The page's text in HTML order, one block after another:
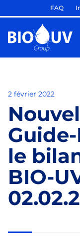
FAQ
2 février 2022
le
BIO-